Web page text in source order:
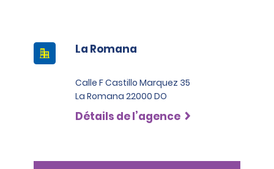
La Romana
Calle F Castillo Marquez 35
La Romana 22000 DO
Détails de l’agence